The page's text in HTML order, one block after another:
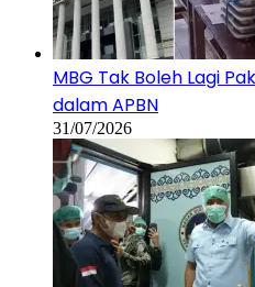
MBG Tak Boleh Lagi
dalam APBN
31/07/2026